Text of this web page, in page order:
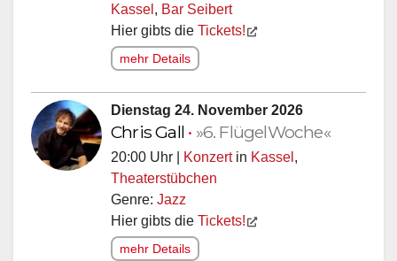
Kassel , Bar Seibert
Hier gibts die Tickets!
mehr Details
Dienstag 24. November 2026
Chris Gall • »6. FlügelWoche«
20:00 Uhr | Konzertin Kassel ,
Theaterstübchen
Genre: Jazz
Hier gibts die Tickets!
mehr Details